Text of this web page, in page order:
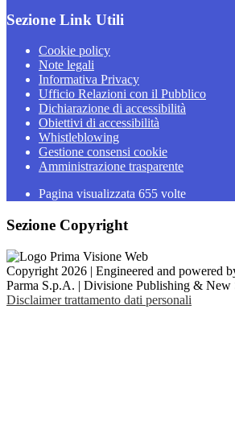
Sezione Link Utili
Cookie policy
Note legali
Informativa Privacy
Ufficio Relazioni con il Pubblico
Dichiarazione di accessibilità
Obiettivi di accessibilità
Whistleblowing
Gestione consensi cookie
Amministrazione trasparente
Pagina visualizzata 655 volte
Sezione Copyright
Copyright 2026 | Engineered and powered
Parma S.p.A. | Divisione Publishing & New
Disclaimer trattamento dati personali